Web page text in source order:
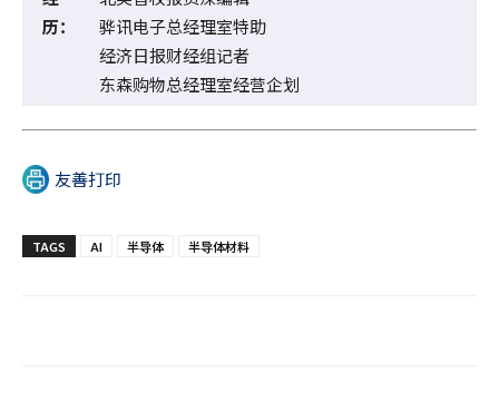
历：
骅讯电子总经理室特助
经济日报财经组记者
东森购物总经理室经营企划
友善打印
TAGS AI 半导体 半导体材料